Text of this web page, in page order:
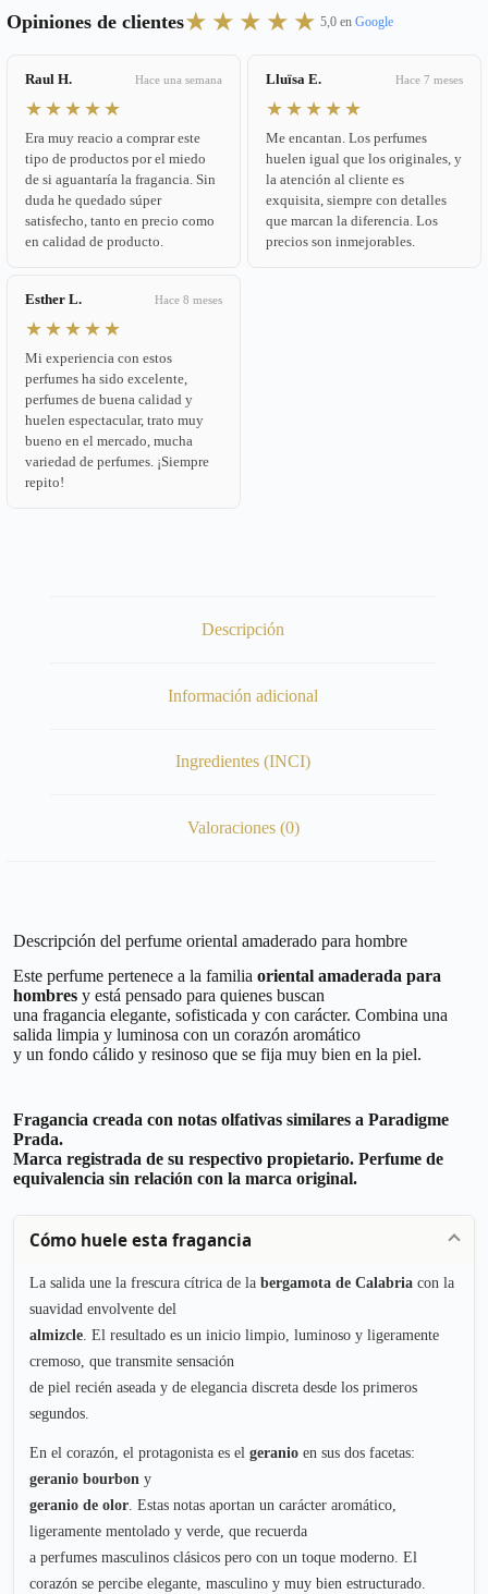
Opiniones de clientes★★★★★ 5,0 en Google
Raul H. Hace una semana
★★★★★
Era muy reacio a comprar este
tipo de productos por el miedo
de si aguantaría la fragancia. Sin
duda he quedado súper
satisfecho, tanto en precio como
en calidad de producto.
Lluïsa E. Hace 7 meses
★★★★★
Me encantan. Los perfumes
huelen igual que los originales, y
la atención al cliente es
exquisita, siempre con detalles
que marcan la diferencia. Los
precios son inmejorables.
Esther L. Hace 8 meses
★★★★★
Mi experiencia con estos
perfumes ha sido excelente,
perfumes de buena calidad y
huelen espectacular, trato muy
bueno en el mercado, mucha
variedad de perfumes. ¡Siempre
repito!
Descripción
Información adicional
Ingredientes (INCI)
Valoraciones (0)
Descripción del perfume oriental amaderado para hombre
Este perfume pertenece a la familia oriental amaderada para
hombres y está pensado para quienes buscan
una fragancia elegante, sofisticada y con carácter. Combina una
salida limpia y luminosa con un corazón aromático
y un fondo cálido y resinoso que se fija muy bien en la piel.
Fragancia creada con notas olfativas similares a Paradigme
Prada.
Marca registrada de su respectivo propietario. Perfume de
equivalencia sin relación con la marca original.
Cómo huele esta fragancia
La salida une la frescura cítrica de la bergamota de Calabria con la
suavidad envolvente del
almizcle. El resultado es un inicio limpio, luminoso y ligeramente
cremoso, que transmite sensación
de piel recién aseada y de elegancia discreta desde los primeros
segundos.
En el corazón, el protagonista es el geranio en sus dos facetas:
geranio bourbon y
geranio de olor. Estas notas aportan un carácter aromático,
ligeramente mentolado y verde, que recuerda
a perfumes masculinos clásicos pero con un toque moderno. El
corazón se percibe elegante, masculino y muy bien estructurado.